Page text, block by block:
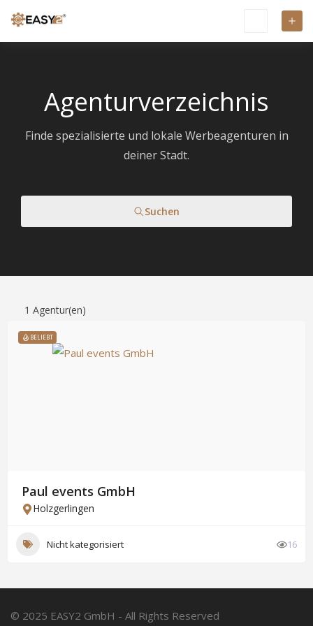
Agenturverzeichnis
Finde spezialisierte und lokale Werbeagenturen in
deiner Stadt.
Suchen
1 Agentur(en)
BELIEBT
Paul events GmbH
Holzgerlingen
Nicht kategorisiert 16
© 2025 EASY2 GmbH - All Rights Reserved